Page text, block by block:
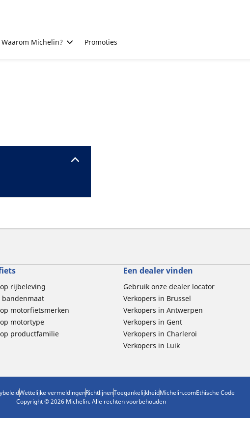
Waarom Michelin? Promoties
rijbeleving
bandenmaat
motorfietsmerken
motortype
productfamilie
Een dealer vinden
Gebruik onze dealer locator
Verkopers in Brussel
Verkopers in Antwerpen
Verkopers in Gent
Verkopers in Charleroi
Verkopers in Luik
Wettelijke vermeldingenRichtlijnenToegankelijkheidMichelin.comEthische Code
Copyright © 2026 Michelin. Alle rechten voorbehouden